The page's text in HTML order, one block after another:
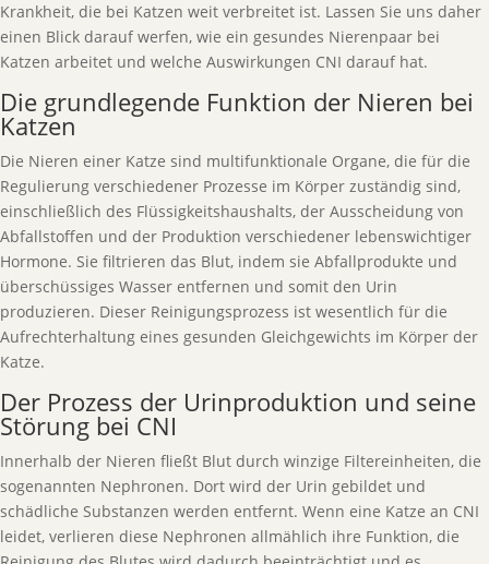
Krankheit, die bei Katzen weit verbreitet ist. Lassen Sie uns daher
einen Blick darauf werfen, wie ein gesundes Nierenpaar bei
Katzen arbeitet und welche Auswirkungen CNI darauf hat.
Die grundlegende Funktion der Nieren bei
Katzen
Die Nieren einer Katze sind multifunktionale Organe, die für die
Regulierung verschiedener Prozesse im Körper zuständig sind,
einschließlich des Flüssigkeitshaushalts, der Ausscheidung von
Abfallstoffen und der Produktion verschiedener lebenswichtiger
Hormone. Sie filtrieren das Blut, indem sie Abfallprodukte und
überschüssiges Wasser entfernen und somit den Urin
produzieren. Dieser Reinigungsprozess ist wesentlich für die
Aufrechterhaltung eines gesunden Gleichgewichts im Körper der
Katze.
Der Prozess der Urinproduktion und seine
Störung bei CNI
Innerhalb der Nieren fließt Blut durch winzige Filtereinheiten, die
sogenannten Nephronen. Dort wird der Urin gebildet und
schädliche Substanzen werden entfernt. Wenn eine Katze an CNI
leidet, verlieren diese Nephronen allmählich ihre Funktion, die